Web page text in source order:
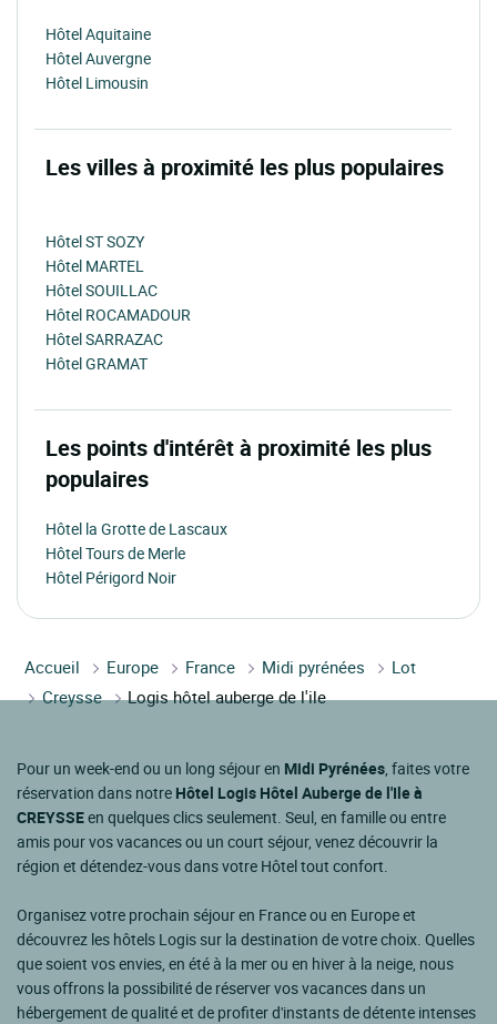
Hôtel Aquitaine
Hôtel Auvergne
Hôtel Limousin
Les villes à proximité les plus populaires
Hôtel ST SOZY
Hôtel MARTEL
Hôtel SOUILLAC
Hôtel ROCAMADOUR
Hôtel SARRAZAC
Hôtel GRAMAT
Les points d'intérêt à proximité les plus
populaires
Hôtel la Grotte de Lascaux
Hôtel Tours de Merle
Hôtel Périgord Noir
Accueil Europe France Midi pyrénées
Lot
Creysse
Logis hôtel auberge de l'ile
Pour un week-end ou un long séjour en Midi Pyrénées , faites votre
réservation dans notre Hôtel Logis Hôtel Auberge de l'Ile à
CREYSSEen quelques clics seulement. Seul, en famille ou entre
amis pour vos vacances ou un court séjour, venez découvrir la
région et détendez-vous dans votre Hôtel tout confort.
Organisez votre prochain séjour en France ou en Europe et
découvrez les hôtels Logis sur la destination de votre choix. Quelles
que soient vos envies, en été à la mer ou en hiver à la neige, nous
vous offrons la possibilité de réserver vos vacances dans un
hébergement de qualité et de profiter d'instants de détente intenses